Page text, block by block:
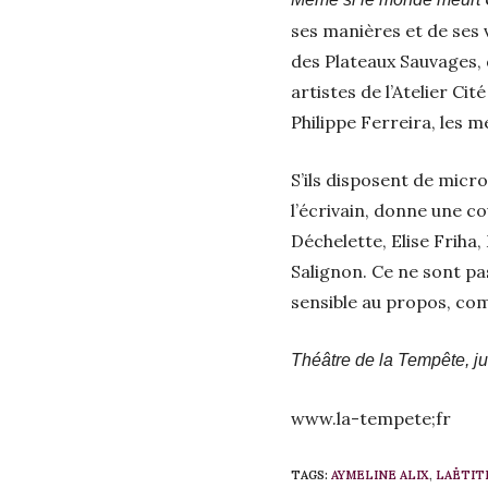
ses manières et de
des Plateaux
artistes de l’Atelier
Philippe Ferreira, les
S’ils disposent de
l’écrivain, donne une
Déchelette, Elise
Salignon. Ce ne sont
sensible au propos,
Théâtre de la Tempête,
www.la-tempete;fr
TAGS: AYMELINE ALIX,